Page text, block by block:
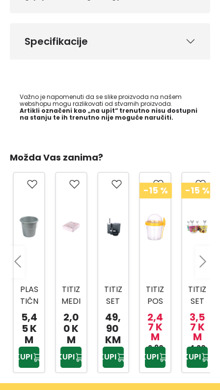
Specifikacije
Važno je napomenuti da se slike proizvoda na našem
webshopu mogu razlikovati od stvarnih proizvoda.
Artikli označeni kao „na upit“ trenutno nisu dostupni
na stanju te ih trenutno nije moguće naručiti.
Možda Vas zanima?
PLAS
TIČN
A
KANT
A SA
MET
ALNO
M
DRŠK
5,4
5 K
M
KUPI
TITIZ
MEDI
CINS
KI
BOX
AP-
9159
2,0
0 K
M
KUPI
TITIZ
SET
ZA
KUPA
TILO
PRIW
EX
TP-
557
49,
90
KM
KUPI
-15%
TITIZ
POS
UDA
ZA
BEBI
HRA
NU
500
ML
2,4
7 K
M
2,90
KM
KUPI
-15%
TITIZ
SET
ZA
SLAD
OLED
AP-
9425
3,5
7 K
M
4,20
KM
KUPI